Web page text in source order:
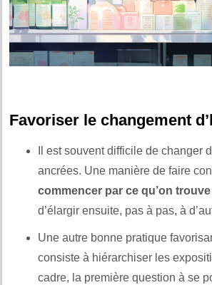
Favoriser le changement
Il est souvent difficile de changer
ancrées. Une manière de faire
commencer par ce qu’on
d’élargir ensuite, pas à pas, à
Une autre bonne pratique
consiste à hiérarchiser les
cadre, la première question à se